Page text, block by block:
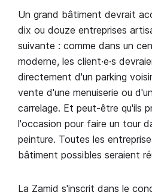
Un grand bâtiment devrait
dix ou douze entreprises
suivante : comme dans un
moderne, les client·e·s
directement d'un parking
vente d'une menuiserie ou
carrelage. Et peut-être qu'ils
l'occasion pour faire un tour
peinture. Toutes les
bâtiment possibles seraient
La Zamid s'inscrit dans le